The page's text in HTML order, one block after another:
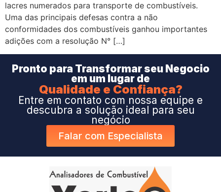
lacres numerados para transporte de combustíveis.
Uma das principais defesas contra a não
conformidades dos combustíveis ganhou importantes
adições com a resolução N° […]
Pronto para Transformar seu Negocio
em um lugar de
Qualidade e Confiança?
Entre em contato com nossa equipe e
descubra a solução ideal para seu
negócio
Falar com Especialista